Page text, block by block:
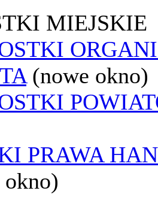
MIEJSKIE
(nowe okno)
PRAWA